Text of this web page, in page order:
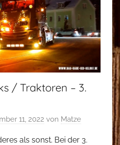
/ Traktoren – 3.
11, 2022 von Matze
als sonst. Bei der 3.